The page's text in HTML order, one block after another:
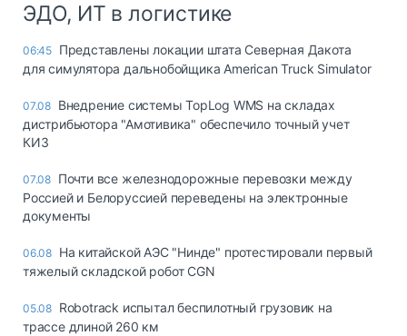
ЭДО, ИТ в логистике
06:45 Представлены локации штата Северная Дакота
для симулятора дальнобойщика American Truck Simulator
07.08 Внедрение системы TopLog WMS на складах
дистрибьютора "Амотивика" обеспечило точный учет
КИЗ
07.08 Почти все железнодорожные перевозки между
Россией и Белоруссией переведены на электронные
документы
06.08 На китайской АЭС "Нинде" протестировали первый
тяжелый складской робот CGN
05.08 Robotrack испытал беспилотный грузовик на
трассе длиной 260 км